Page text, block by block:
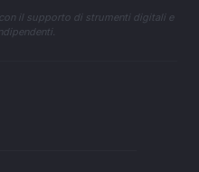
il supporto di strumenti digitali e